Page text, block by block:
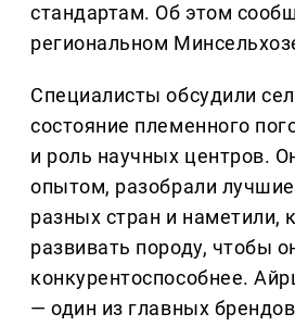
стандартам. Об этом
региональном
Специалисты обсудили
состояние племенного
и роль научных центров.
опытом, разобрали
разных стран и наметили,
развивать породу, чтобы
конкурентоспособнее.
— один из главных